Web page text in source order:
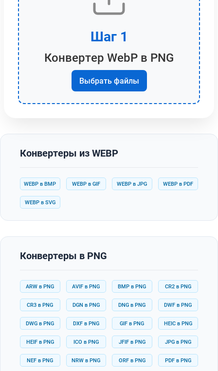
Шаг 1
Конвертер WebP в PNG
Выбрать файлы
Конвертеры из WEBP
WEBP в BMP WEBP в GIF WEBP в JPG WEBP в PDF
WEBP в SVG
Конвертеры в PNG
ARW в PNG AVIF в PNG BMP в PNG CR2 в PNG
CR3 в PNG DGN в PNG DNG в PNG DWF в PNG
DWG в PNG DXF в PNG GIF в PNG HEIC в PNG
HEIF в PNG ICO в PNG JFIF в PNG JPG в PNG
NEF в PNG NRW в PNG ORF в PNG PDF в PNG